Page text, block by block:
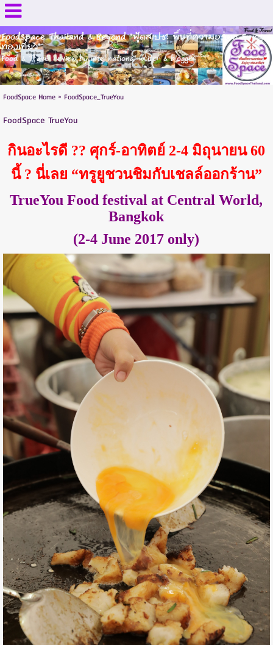
FoodSpace Thailand & Beyond "ฟู้ดสเปซ: พื้นที่ความอร่อย Enjoy
ท่องเที่ยว"
Food & Travel review by international writer & blogger
FoodSpace Home> FoodSpace_TrueYou
FoodSpace TrueYou
กินอะไรดี ?? ศุกร์-อาทิตย์ 2-4 มิถุนายน 60
นี้ ? นี่เลย “ทรูยูชวนชิมกับเชลล์ออกร้าน”
TrueYou Food festival at Central World,
Bangkok
(2-4 June 2017 only)